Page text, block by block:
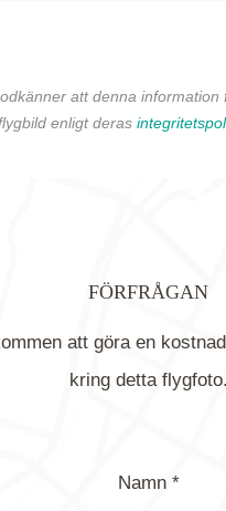
att denna information
enligt deras
FÖRFRÅGAN
att göra en
kring detta flygfoto.
Namn *